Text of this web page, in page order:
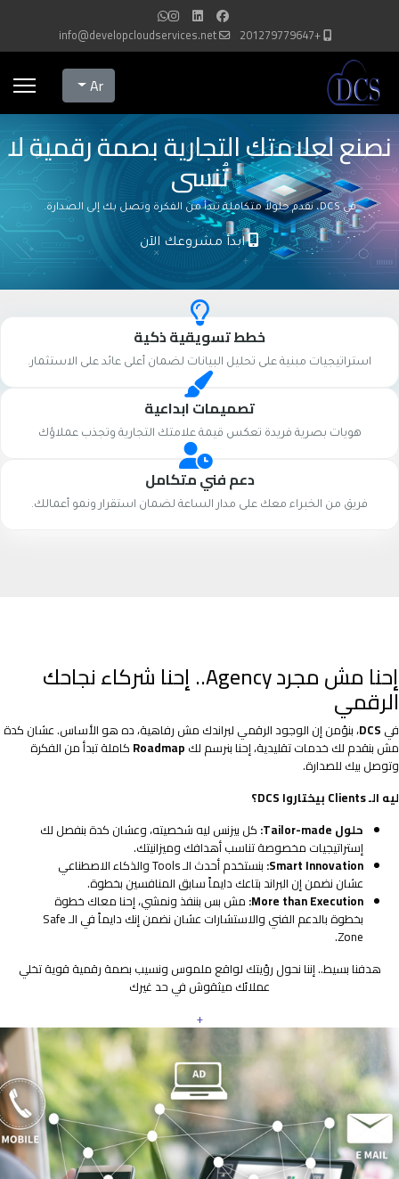
+201279779647
info@developcloudservices.net
Select your language
Ar
نصنع لعلامتك التجارية بصمة رقمية لا
تُنسى
في DCS، نقدم حلولاً متكاملة تبدأ من الفكرة وتصل بك إلى الصدارة.
ابدأ مشروعك الآن
خطط تسويقية ذكية
استراتيجيات مبنية على تحليل البيانات لضمان أعلى عائد على الاستثمار.
تصميمات ابداعية
هويات بصرية فريدة تعكس قيمة علامتك التجارية وتجذب عملاؤك
دعم فني متكامل
فريق من الخبراء معك على مدار الساعة لضمان استقرار ونمو أعمالك.
إحنا مش مجرد Agency.. إحنا شركاء نجاحك
الرقمي
في DCS، بنؤمن إن الوجود الرقمي لبراندك مش رفاهية، ده هو الأساس. عشان كدة
مش بنقدم لك خدمات تقليدية، إحنا بنرسم لك Roadmap كاملة تبدأ من الفكرة
وتوصل بيك للصدارة.
ليه الـ Clients بيختاروا DCS؟
حلول Tailor-made:
كل بيزنس ليه شخصيته، وعشان كدة بنفصل لك
إستراتيجيات مخصوصة تناسب أهدافك وميزانيتك.
Smart Innovation:
بنستخدم أحدث الـ Tools والذكاء الاصطناعي
عشان نضمن إن البراند بتاعك دايماً سابق المنافسين بخطوة.
More than Execution: مش بس بننفذ ونمشي، إحنا معاك خطوة
بخطوة بالدعم الفني والاستشارات عشان نضمن إنك دايماً في الـ Safe
Zone.
هدفنا بسيط.. إننا نحول رؤيتك لواقع ملموس ونسيب بصمة رقمية قوية تخلي
عملائك ميثقوش في حد غيرك
+